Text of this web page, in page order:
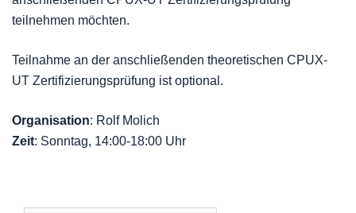
teilnehmen möchten.
Teilnahme an der anschließenden theoretischen CPUX-
UT Zertifizierungsprüfung ist optional.
Organisation: Rolf Molich
Zeit: Sonntag, 14:00-18:00 Uhr